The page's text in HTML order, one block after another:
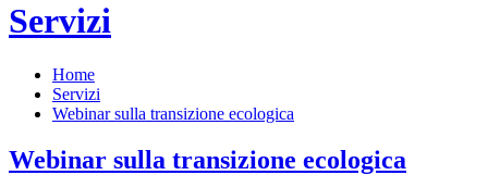
Servizi
Home
Servizi
Webinar sulla transizione ecologica
Webinar sulla transizione ecologica